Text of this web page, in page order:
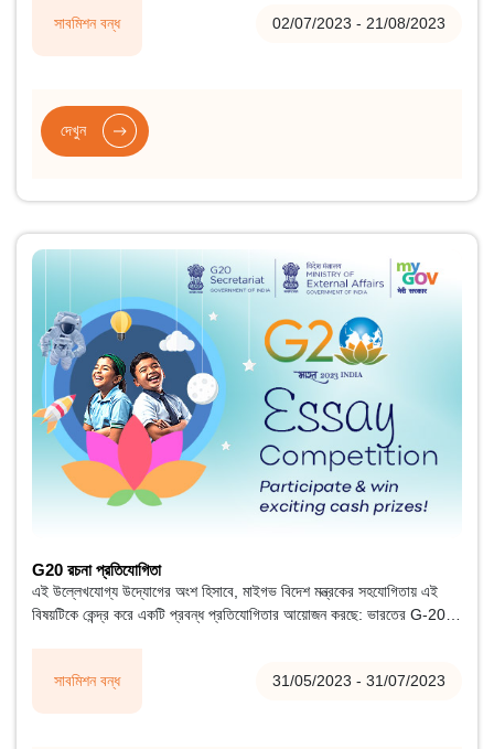
সাবমিশন বন্ধ 02/07/2023 - 21/08/2023
দেখুন
সাবমিশন বন্ধ 31/05/2023 - 31/07/2023
G20 রচনা প্রতিযোগিতা
এই উল্লেখযোগ্য উদ্যোগের অংশ হিসাবে, মাইগভ বিদেশ মন্ত্রকের সহযোগিতায় এই
বিষয়টিকে কেন্দ্র করে একটি প্রবন্ধ প্রতিযোগিতার আয়োজন করছে: ভারতের G-20
যুবকদের দক্ষ চিন্তাভাবনা এবং অন্তর্দৃষ্টিপূর্ণ দৃষ্টিভঙ্গিকে যুক্ত করা এর লক্ষ্য।